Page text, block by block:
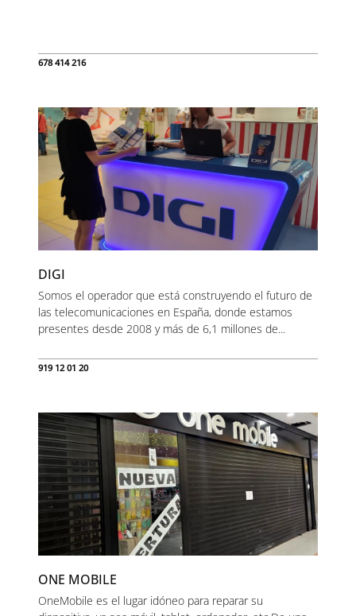
678 414 216
DIGI
Somos el operador que está construyendo el futuro de
las telecomunicaciones en España, donde estamos
presentes desde 2008 y más de 6,1 millones de...
919 12 01 20
ONE MOBILE
OneMobile es el lugar idóneo para reparar su